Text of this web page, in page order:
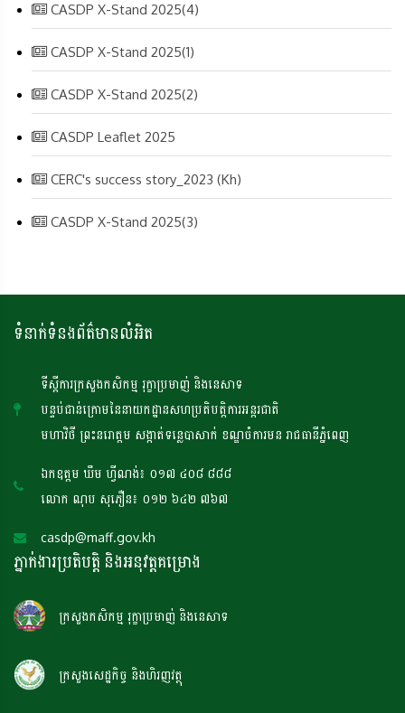
CASDP X-Stand 2025(4)
CASDP X-Stand 2025(1)
CASDP X-Stand 2025(2)
CASDP Leaflet 2025
CERC's success story_2023 (Kh)
CASDP X-Stand 2025(3)
ទំនាក់ទំនងព័ត៌មានលំអិត
ទីស្តីការក្រសួងកសិកម្ម រុក្ខាប្រមាញ់ និងនេសាទ
បន្ទប់ជាន់ក្រោមនៃនាយកដ្ឋានសហប្រតិបត្តិការអន្តរជាតិ
មហាវិថី ព្រះនរោត្តម សង្កាត់ទន្លេបាសាក់ ខណ្ឌចំការមន រាជធានីភ្នំពេញ
ឯកឧត្តម ឃឹម ហ្វីណង់៖ ០១៧ ៤០៨ ៨៨៨
លោក ណុប សុភឿន៖ ០១២ ៦៤២ ៧៦៧
casdp@maff.gov.kh
ភ្នាក់ងារប្រតិបត្តិ និងអនុវត្តគម្រោង
ក្រសួងកសិកម្ម រុក្ខាប្រមាញ់ និងនេសាទ
ក្រសួងសេដ្ឋកិច្ច និងហិរញវត្ថុ